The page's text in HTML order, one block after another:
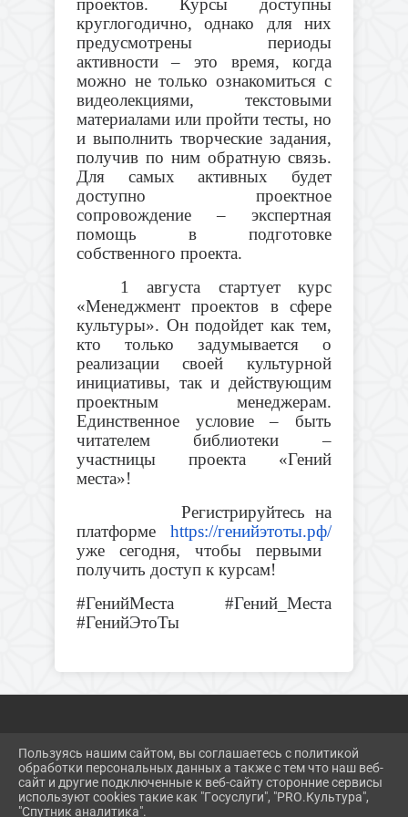
проектов. Курсы доступны
круглогодично, однако для них
предусмотрены периоды
активности – это время, когда
можно не только ознакомиться с
видеолекциями, текстовыми
материалами или пройти тесты, но
и выполнить творческие задания,
получив по ним обратную связь.
Для самых активных будет
доступно проектное
сопровождение – экспертная
помощь в подготовке
собственного проекта.
1 августа стартует курс
«Менеджмент проектов в сфере
культуры». Он подойдет как тем,
кто только задумывается о
реализации своей культурной
инициативы, так и действующим
проектным менеджерам.
Единственное условие – быть
читателем библиотеки –
участницы проекта «Гений
места»!
Регистрируйтесь на
платформеhttps://генийэтоты.рф/
уже сегодня, чтобы первыми
получить доступ к курсам!
#ГенийМеста #Гений_Места
#ГенийЭтоТы
2026 Г. DKMNAKHODKA.RU
ВХОД
КАРТА САЙТА
ПОЛИТИКА ОБРАБОТКИ ПЕРСОНАЛЬНЫХ ДАННЫХ
Пользуясь нашим сайтом, вы соглашаетесь с политикой
обработки персональных данных а также с тем что наш веб-
сайт и другие подключенные к веб-сайту сторонние сервисы
используют cookies такие как "Госуслуги", "PRO.Культура",
"Спутник аналитика".